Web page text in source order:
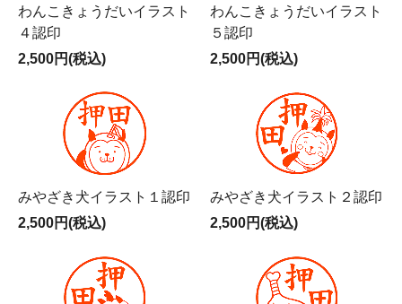
わんこきょうだいイラスト
４認印
2,500円(税込)
わんこきょうだいイラスト
５認印
2,500円(税込)
みやざき犬イラスト１認印
2,500円(税込)
みやざき犬イラスト２認印
2,500円(税込)